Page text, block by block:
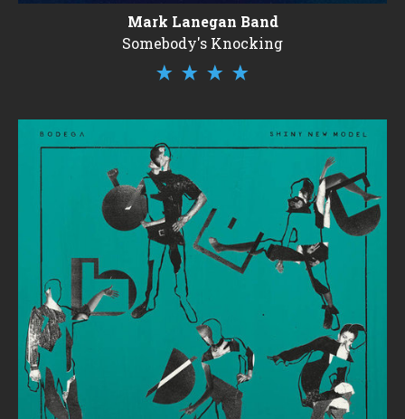
Mark Lanegan Band
Somebody's Knocking